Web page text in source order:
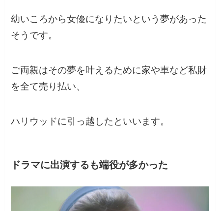
幼いころから女優になりたいという夢があった
そうです。
ご両親はその夢を叶えるために家や車など私財
を全て売り払い、
ハリウッドに引っ越したといいます。
ドラマに出演するも端役が多かった